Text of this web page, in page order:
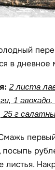
в дневное
2 листа
1 авокадо,
г
посыпь
листья.